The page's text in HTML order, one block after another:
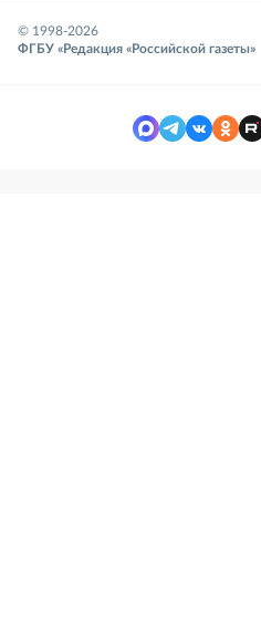
© 1998-2026
ФГБУ «Редакция «Российской газеты»